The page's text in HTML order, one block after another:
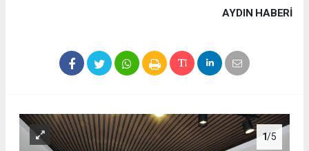
AYDIN HABERİ
1/5